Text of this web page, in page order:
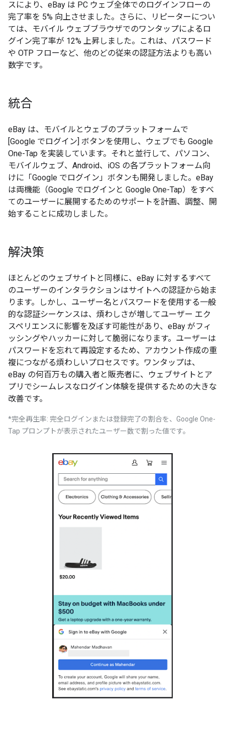
スにより、eBay は PC ウェブ全体でのログインフローの
完了率を 5% 向上させました。さらに、リピーターについ
ては、モバイル ウェブブラウザでのワンタップによるロ
グイン完了率が 12% 上昇しました。これは、パスワード
や OTP フローなど、他のどの従来の認証方法よりも高い
数字です。
統合
eBay は、モバイルとウェブのプラットフォームで
[Google でログイン] ボタンを使用し、ウェブでも Google
One-Tap を実装しています。それと並行して、パソコン、
モバイルウェブ、Android、iOS の各プラットフォーム向
けに「Google でログイン」ボタンも開発しました。eBay
は両機能（Google でログインと Google One-Tap）をすべ
てのユーザーに展開するためのサポートを計画、調整、開
始することに成功しました。
解決策
ほとんどのウェブサイトと同様に、eBay に対するすべて
のユーザーのインタラクションはサイトへの認証から始ま
ります。しかし、ユーザー名とパスワードを使用する一般
的な認証シーケンスは、煩わしさが増してユーザー エク
スペリエンスに影響を及ぼす可能性があり、eBay がフィ
ッシングやハッカーに対して脆弱になります。ユーザーは
パスワードを忘れて再設定するため、アカウント作成の重
複につながる煩わしいプロセスです。ワンタップは、
eBay の何百万もの購入者と販売者に、ウェブサイトとア
プリでシームレスなログイン体験を提供するための大きな
改善です。
*完全再生率: 完全ログインまたは登録完了の割合を、Google One-
Tap プロンプトが表示されたユーザー数で割った値です。